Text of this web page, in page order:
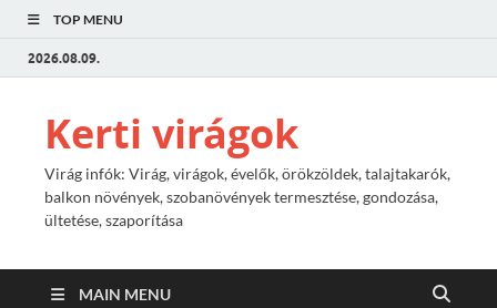
TOP MENU
2026.08.09.
Kerti virágok
Virág infók: Virág, virágok, évelők, örökzöldek, talajtakarók,
balkon növények, szobanövények termesztése, gondozása,
ültetése, szaporítása
MAIN MENU